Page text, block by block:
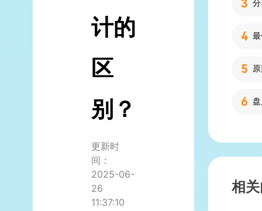
计的
区
别？
更新时
间：
2025-06-
26
11:37:10
相